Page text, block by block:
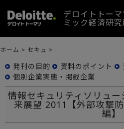
デロイトトーマ
ミック経済研
ホーム > セキュ >
発刊の目的 資料のポイント
個別企業実態・掲載企業
情報セキュリティソリュ
来展望 2011【外部攻撃
編】